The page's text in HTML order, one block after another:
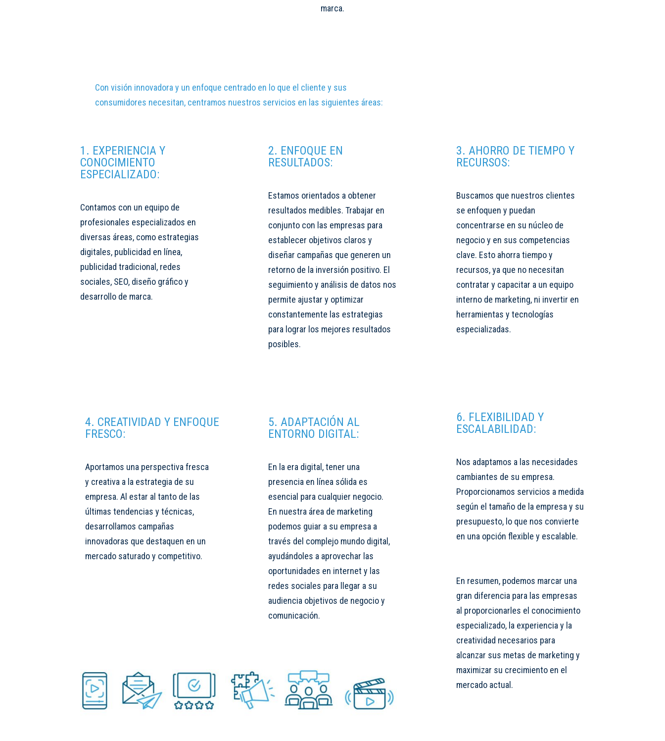
marca.
Con visión innovadora y un enfoque centrado en lo que el cliente y sus
consumidores necesitan, centramos nuestros servicios en las siguientes áreas:
1. EXPERIENCIA Y
CONOCIMIENTO
ESPECIALIZADO:
Contamos con un equipo de
profesionales especializados en
diversas áreas, como estrategias
digitales, publicidad en línea,
publicidad tradicional, redes
sociales, SEO, diseño gráfico y
desarrollo de marca.
2. ENFOQUE EN
RESULTADOS:
Estamos orientados a obtener
resultados medibles. Trabajar en
conjunto con las empresas para
establecer objetivos claros y
diseñar campañas que generen un
retorno de la inversión positivo. El
seguimiento y análisis de datos nos
permite ajustar y optimizar
constantemente las estrategias
para lograr los mejores resultados
posibles.
3. AHORRO DE TIEMPO Y
RECURSOS:
Buscamos que nuestros clientes
se enfoquen y puedan
concentrarse en su núcleo de
negocio y en sus competencias
clave. Esto ahorra tiempo y
recursos, ya que no necesitan
contratar y capacitar a un equipo
interno de marketing, ni invertir en
herramientas y tecnologías
especializadas.
4. CREATIVIDAD Y ENFOQUE
FRESCO:
Aportamos una perspectiva fresca
y creativa a la estrategia de su
empresa. Al estar al tanto de las
últimas tendencias y técnicas,
desarrollamos campañas
innovadoras que destaquen en un
mercado saturado y competitivo.
5. ADAPTACIÓN AL
ENTORNO DIGITAL:
En la era digital, tener una
presencia en línea sólida es
esencial para cualquier negocio.
En nuestra área de marketing
podemos guiar a su empresa a
través del complejo mundo digital,
ayudándoles a aprovechar las
oportunidades en internet y las
redes sociales para llegar a su
audiencia objetivos de negocio y
comunicación.
6. FLEXIBILIDAD Y
ESCALABILIDAD:
Nos adaptamos a las necesidades
cambiantes de su empresa.
Proporcionamos servicios a medida
según el tamaño de la empresa y su
presupuesto, lo que nos convierte
en una opción flexible y escalable.
En resumen, podemos marcar una
gran diferencia para las empresas
al proporcionarles el conocimiento
especializado, la experiencia y la
creatividad necesarios para
alcanzar sus metas de marketing y
maximizar su crecimiento en el
mercado actual.